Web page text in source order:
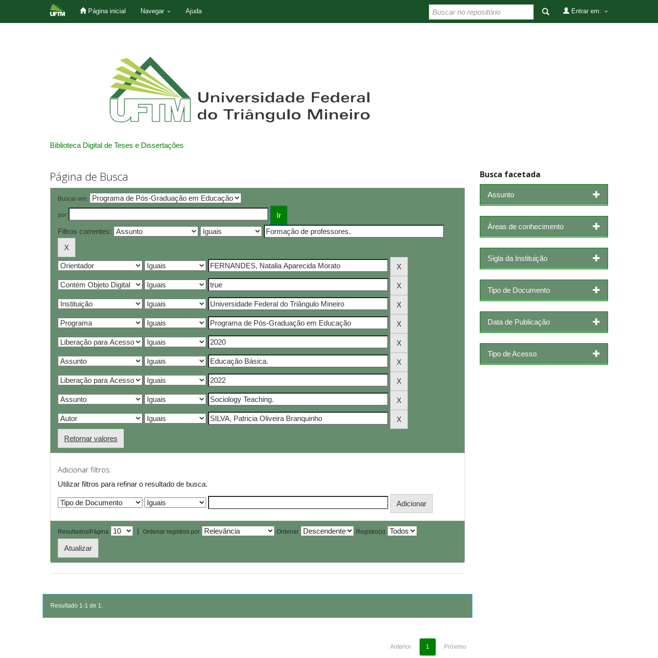
Página inicial Navegar Ajuda Entrar em:
Biblioteca Digital de Teses e Dissertações
Página de Busca
Buscar em:
por
Filtros correntes:
Retornar valores
Adicionar filtros:
Utilizar filtros para refinar o resultado de busca.
Resultados/Página | Ordenar registros por Ordenar Registro(s)
Resultado 1-1 de 1.
Anterior 1 Próximo
Busca facetada
Assunto
Áreas de conhecimento
Sigla da Instituição
Tipo de Documento
Data de Publicação
Tipo de Acesso